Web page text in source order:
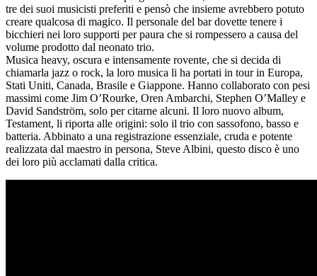
tre dei suoi musicisti preferiti e pensò che insieme avrebbero potuto
creare qualcosa di magico. Il personale del bar dovette tenere i
bicchieri nei loro supporti per paura che si rompessero a causa del
volume prodotto dal neonato trio.
Musica heavy, oscura e intensamente rovente, che si decida di
chiamarla jazz o rock, la loro musica li ha portati in tour in Europa,
Stati Uniti, Canada, Brasile e Giappone. Hanno collaborato con pesi
massimi come Jim O’Rourke, Oren Ambarchi, Stephen O’Malley e
David Sandström, solo per citarne alcuni. Il loro nuovo album,
Testament, li riporta alle origini: solo il trio con sassofono, basso e
batteria. Abbinato a una registrazione essenziale, cruda e potente
realizzata dal maestro in persona, Steve Albini, questo disco è uno
dei loro più acclamati dalla critica.